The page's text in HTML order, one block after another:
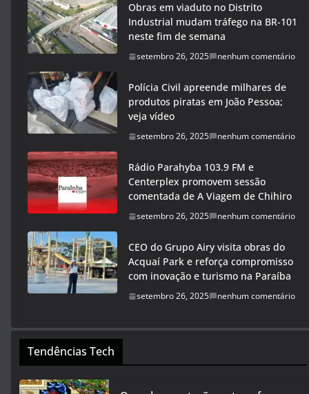
Obras em viaduto no Distrito
Industrial mudam tráfego na BR-101
neste fim de semana
setembro 26, 2025 nenhum comentário
Polícia Civil apreende milhares de
produtos piratas em João Pessoa;
veja vídeo
setembro 26, 2025 nenhum comentário
Rádio Parahyba 103.9 FM e
Centerplex promovem sessão
comentada de A Viagem de Chihiro
setembro 26, 2025 nenhum comentário
CEO do Grupo Airy visita obras do
Acquaí Park e reforça compromisso
com inovação e turismo na Paraíba
setembro 26, 2025 nenhum comentário
Tendências Tech